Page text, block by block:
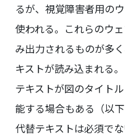
るが、視覚障害者用の
使われる。これらのウ
み出力されるものが多
キストが読み込まれる
テキストが図のタイト
能する場合もある（以
代替テキストは必須で